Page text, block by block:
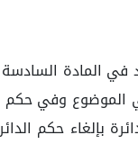
وبالنظر في
حكم